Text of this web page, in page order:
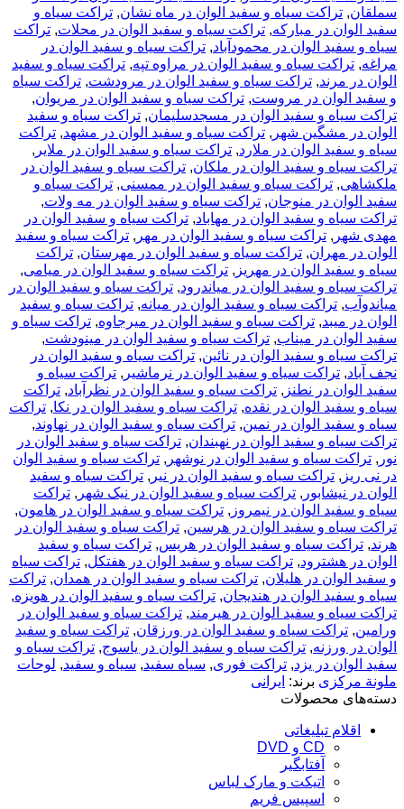
سیاه و سفید الوان در ماه نشان تراکت سیاه و
در مبارکه,تراکت سیاه و سفید الوان در محلات,تراکت
الوان در محمودآباد تراکت سیاه و سفید الوان در
سیاه و سفید الوان در مراوه تپه, تراکت سیاه و سفید
,تراکت سیاه و سفید الوان در مرودشت تراکت سیاه
در مروست, تراکت سیاه و سفید الوان در مریوان
و سفید الوان در مسجدسلیمان,تراکت سیاه و سفید
مشگین شهر,تراکت سیاه و سفید الوان در مشهد, تراکت
الوان در ملارد ,تراکت سیاه و سفید الوان در ملایر
و سفید الوان در ملکان, تراکت سیاه و سفید الوان در
تراکت سیاه و سفید الوان در ممسنی ,تراکت سیاه و
در منوجان ,تراکت سیاه و سفید الوان در مه ولات,
و سفید الوان در مهاباد,تراکت سیاه و سفید الوان در
,تراکت سیاه و سفید الوان در مهر, تراکت سیاه و سفید
, تراکت سیاه و سفید الوان در مهرستان, تراکت
الوان در مهریز, تراکت سیاه و سفید الوان در میامی,
و سفید الوان در میاندرود, تراکت سیاه و سفید الوان در
تراکت سیاه و سفید الوان در میانه ,تراکت سیاه و سفید
, تراکت سیاه و سفید الوان در میرجاوه, تراکت سیاه و
در میناب, تراکت سیاه و سفید الوان در مینودشت
و سفید الوان در نائین ,تراکت سیاه و سفید الوان در
تراکت سیاه و سفید الوان در نرماشیر, تراکت سیاه و
در نطنز ,تراکت سیاه و سفید الوان در نظرآباد ,تراکت
الوان در نقده, تراکت سیاه و سفید الوان در نکا ,تراکت
الوان در نمین ,تراکت سیاه و سفید الوان در نهاوند ,
و سفید الوان در نهبندان,تراکت سیاه و سفید الوان در
سیاه و سفید الوان در نوشهر, تراکت سیاه و سفید الوان
تراکت سیاه و سفید الوان در نیر ,تراکت سیاه و سفید
,تراکت سیاه و سفید الوان در نیک شهر, تراکت
الوان در نیمروز, تراکت سیاه و سفید الوان در هامون,
و سفید الوان در هرسین ,تراکت سیاه و سفید الوان در
سیاه و سفید الوان در هریس, تراکت سیاه و سفید
,تراکت سیاه و سفید الوان در هفتکل, تراکت سیاه
در هلیلان, تراکت سیاه و سفید الوان در همدان, تراکت
الوان در هندیجان,تراکت سیاه و سفید الوان در هویزه,
و سفید الوان در هیرمند,تراکت سیاه و سفید الوان در
سیاه و سفید الوان در ورزقان ,تراکت سیاه و سفید
,تراکت سیاه و سفید الوان در یاسوج, تراکت سیاه و
در یزد,تراکت فوری ,سیاه سفید ,سیاه و سفید,لوحات
برند: ایرانی
محصولات
تبلیغاتی
اتیکت و مارک لباس
اسپیس فریم